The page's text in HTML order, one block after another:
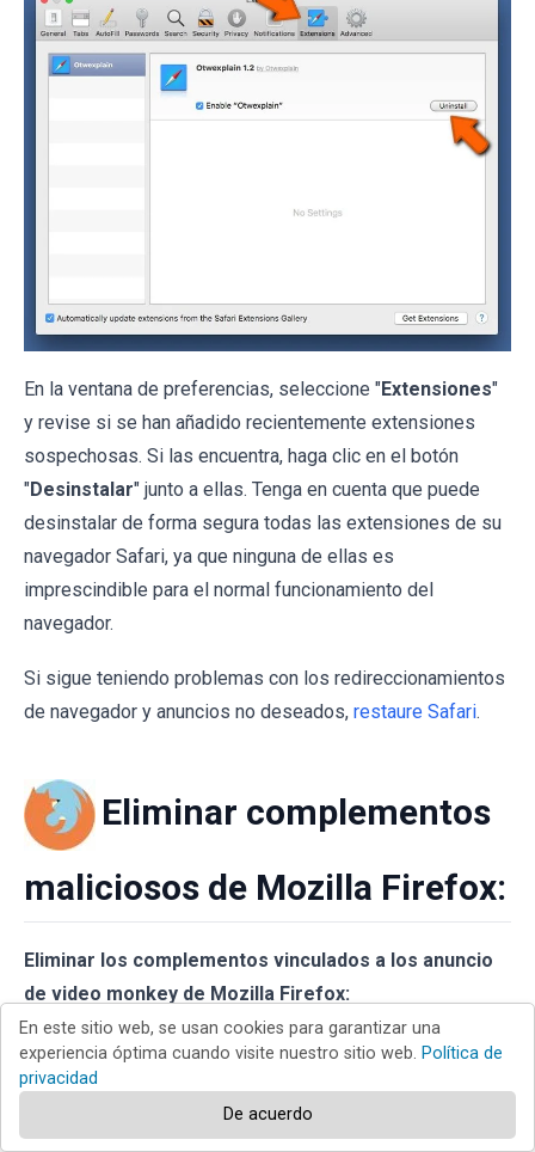
En la ventana de preferencias, seleccione "Extensiones"
y revise si se han añadido recientemente extensiones
sospechosas. Si las encuentra, haga clic en el botón
"Desinstalar" junto a ellas. Tenga en cuenta que puede
desinstalar de forma segura todas las extensiones de su
navegador Safari, ya que ninguna de ellas es
imprescindible para el normal funcionamiento del
navegador.
Si sigue teniendo problemas con los redireccionamientos
de navegador y anuncios no deseados, restaure Safari.
Eliminar complementos
maliciosos de Mozilla Firefox:
Eliminar los complementos vinculados a los anuncio
de video monkey de Mozilla Firefox:
En este sitio web, se usan cookies para garantizar una
experiencia óptima cuando visite nuestro sitio web. Política de
privacidad
De acuerdo